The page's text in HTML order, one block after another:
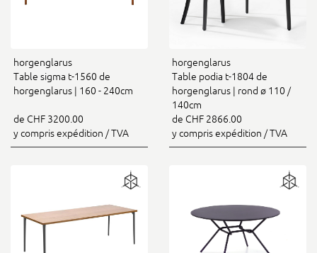
horgenglarus
Table sigma t-1560 de
horgenglarus | 160 - 240cm
de CHF 3200.00
y compris expédition / TVA
horgenglarus
Table podia t-1804 de
horgenglarus | rond ø 110 /
140cm
de CHF 2866.00
y compris expédition / TVA